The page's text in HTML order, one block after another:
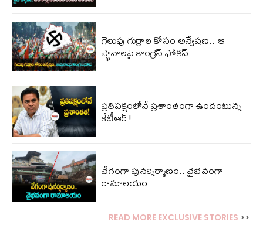
గెలుపు గుర్రాల కోసం అన్వేషణ.. ఆ
స్థానాలపై కాంగ్రెస్ ఫోకస్
ప్ర‌తిప‌క్షంలోనే ప్ర‌శాంతంగా ఉందంటున్న
కేటీఆర్!
వేగంగా పునర్నిర్మాణం.. వైభవంగా
రామాలయం
READ MORE EXCLUSIVE STORIES >>